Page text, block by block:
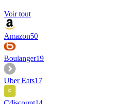
Voir tout
Amazon50
Boulanger19
Uber Eats17